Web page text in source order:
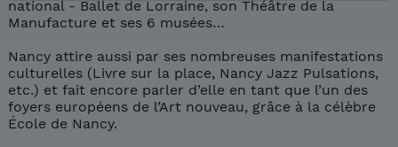
national - Ballet de Lorraine, son Théâtre de la
Manufacture et ses 6 musées…
Nancy attire aussi par ses nombreuses manifestations
culturelles (Livre sur la place, Nancy Jazz Pulsations,
etc.) et fait encore parler d’elle en tant que l’un des
foyers européens de l’Art nouveau, grâce à la célèbre
École de Nancy.